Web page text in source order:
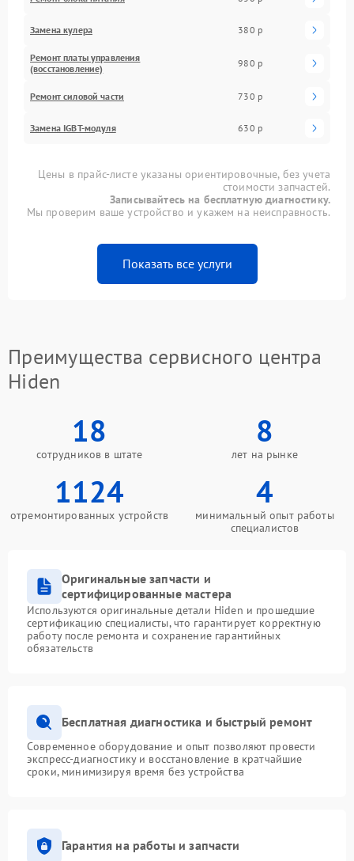
Замена кулера 380 р
Ремонт платы управления
(восстановление)
980 р
Ремонт силовой части 730 р
Замена IGBT-модуля 630 р
Цены в прайс-листе указаны ориентировочные, без учета
стоимости запчастей.
Записывайтесь на бесплатную диагностику.
Мы проверим ваше устройство и укажем на неисправность.
Показать все услуги
Преимущества сервисного центра
Hiden
18
сотрудников в штате
8
лет на рынке
1124
отремонтированных устройств
4
минимальный опыт работы
специалистов
Оригинальные запчасти и
сертифицированные мастера
Используются оригинальные детали Hiden и прошедшие
сертификацию специалисты, что гарантирует корректную
работу после ремонта и сохранение гарантийных
обязательств
Бесплатная диагностика и быстрый ремонт
Современное оборудование и опыт позволяют провести
экспресс-диагностику и восстановление в кратчайшие
сроки, минимизируя время без устройства
Гарантия на работы и запчасти